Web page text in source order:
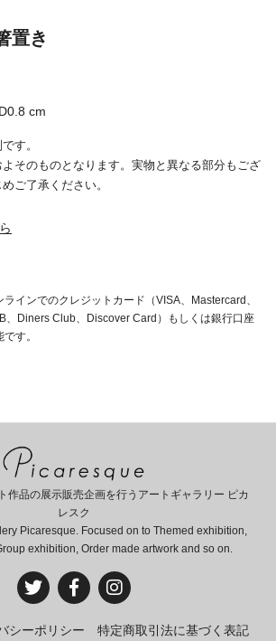
置き
cm
す。
そのものとなります。実物と異なる部分もござ
ご了承ください。
インでのクレジットカード（VISA、Mastercard、
、Diners Club、Discover Card）もしくは銀行口座
す。
作品の展示販売企画を行うアートギャラリー ピカ
レスク
Picaresque. Focused on to Themed exhibition,
exhibition, Order made artwork and so on.
シーポリシー 特定商取引法に基づく表記